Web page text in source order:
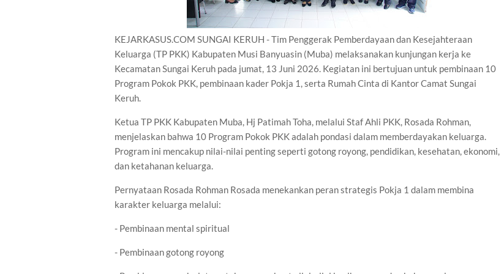
KEJARKASUS.COM SUNGAI KERUH - Tim Penggerak Pemberdayaan dan Kesejahteraan
Keluarga (TP PKK) Kabupaten Musi Banyuasin (Muba) melaksanakan kunjungan kerja ke
Kecamatan Sungai Keruh pada jumat, 13 Juni 2026. Kegiatan ini bertujuan untuk pembinaan 10
Program Pokok PKK, pembinaan kader Pokja 1, serta Rumah Cinta di Kantor Camat Sungai
Keruh.
Ketua TP PKK Kabupaten Muba, Hj Patimah Toha, melalui Staf Ahli PKK, Rosada Rohman,
menjelaskan bahwa 10 Program Pokok PKK adalah pondasi dalam memberdayakan keluarga.
Program ini mencakup nilai-nilai penting seperti gotong royong, pendidikan, kesehatan, ekonomi,
dan ketahanan keluarga.
Pernyataan Rosada Rohman Rosada menekankan peran strategis Pokja 1 dalam membina
karakter keluarga melalui:
- Pembinaan mental spiritual
- Pembinaan gotong royong